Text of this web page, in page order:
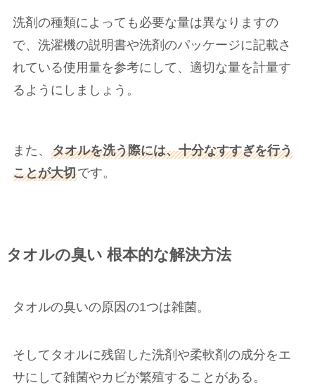
洗剤の種類によっても必要な量は異なりますの
で、洗濯機の説明書や洗剤のパッケージに記載さ
れている使用量を参考にして、適切な量を計量す
るようにしましょう。
また、 タオルを洗う際には、十分なすすぎを行う
ことが大切です。
タオルの臭い 根本的な解決方法
タオルの臭いの原因の1つは雑菌。
そしてタオルに残留した洗剤や柔軟剤の成分をエ
サにして雑菌やカビが繁殖することがある。